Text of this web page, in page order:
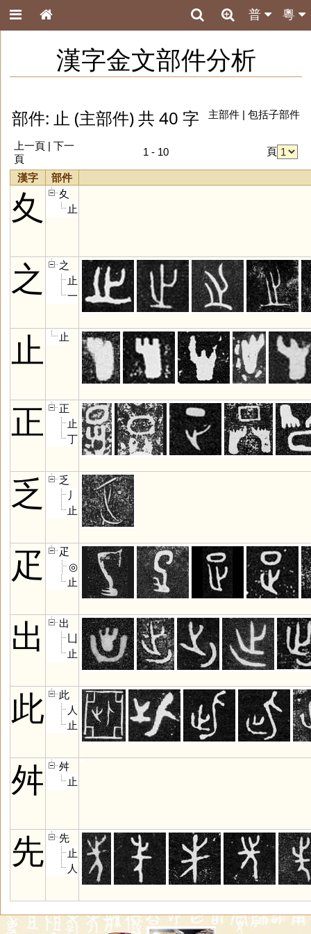
粵
普
漢字金文部件分析
部件: 止 (主部件) 共 40 字 主部件| 包括子部件
上一頁 | 下一
頁
1 - 10 頁
漢字 部件
夊
夊
止
之
之
止
一
止 止
正
正
止
丁
乏
乏
丿
止
疋
疋
◎
止
出
出
止
此
此
人
止
舛
舛
止
先
先
止
人